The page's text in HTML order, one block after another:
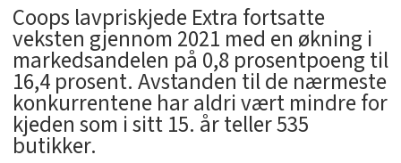
Coops lavpriskjede Extra fortsatte
veksten gjennom 2021 med en økning i
markedsandelen på 0,8 prosentpoeng til
16,4 prosent. Avstanden til de nærmeste
konkurrentene har aldri vært mindre for
kjeden som i sitt 15. år teller 535
butikker.